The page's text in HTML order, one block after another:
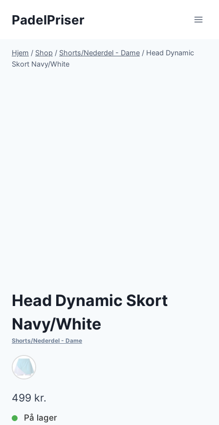
PadelPriser
Hjem / Shop / Shorts/Nederdel - Dame / Head Dynamic
Skort Navy/White
Head Dynamic Skort
Navy/White
Shorts/Nederdel - Dame
499 kr.
På lager